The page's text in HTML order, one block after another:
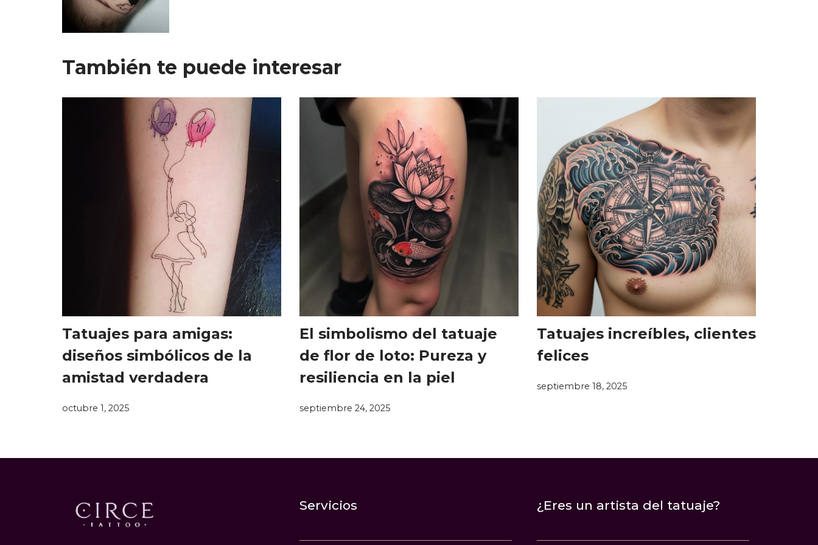
También te puede interesar
Tatuajes para amigas:
diseños simbólicos de la
amistad verdadera
octubre 1, 2025
El simbolismo del tatuaje
de flor de loto: Pureza y
resiliencia en la piel
septiembre 24, 2025
Tatuajes increíbles, clientes
felices
septiembre 18, 2025
Servicios ¿Eres un artista del tatuaje?